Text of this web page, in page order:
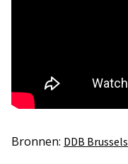
Bronnen: DDB Brussels